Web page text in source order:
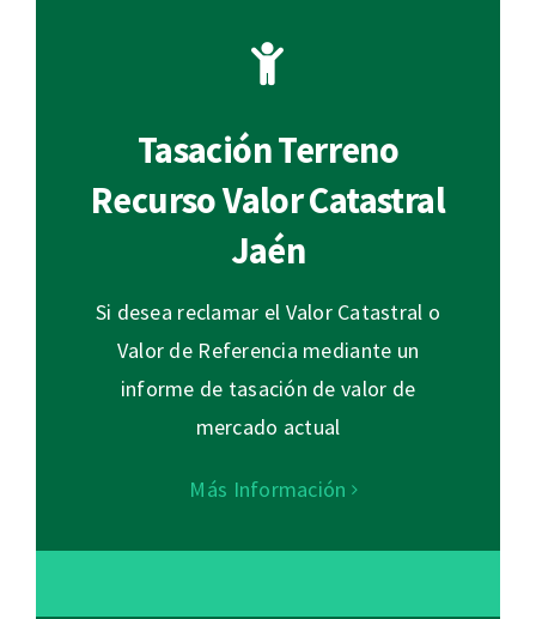
Tasación Terreno
Recurso Valor Catastral
Jaén
Si desea reclamar el Valor Catastral o
Valor de Referencia mediante un
informe de tasación de valor de
mercado actual
Más Información